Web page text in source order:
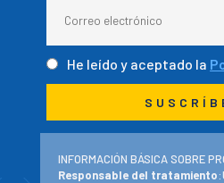
He leído y aceptado la
INFORMACIÓN BÁSICA SOBRE
Responsable del tratamiento